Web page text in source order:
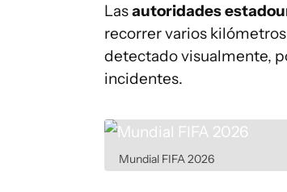
Lasautoridades
recorrer varios
detectado visualmente,
incidentes.
Mundial FIFA 2026